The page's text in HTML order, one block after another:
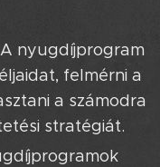
A nyugdíjprogram
felmérni a
a számodra
stratégiát.